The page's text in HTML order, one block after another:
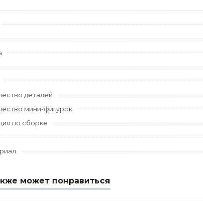
деталей
мини-фигурок
по сборке
может понравиться